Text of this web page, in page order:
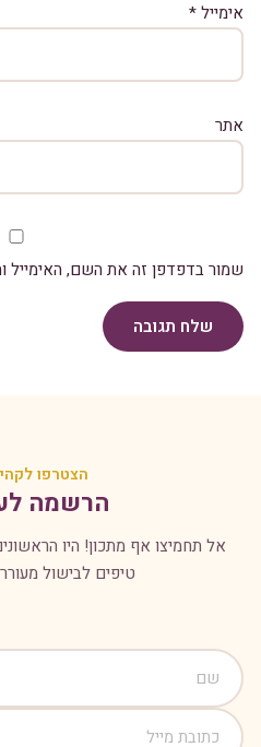
אימייל*
אתר
שמור בדפדפן זה את השם,
שלח תגובה
הצטרפו
הרשמה
אל תחמיצו אף מתכון! היו
טיפים לבישול